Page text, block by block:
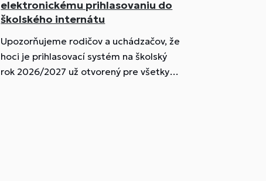
elektronickému prihlasovaniu do
školského internátu
Upozorňujeme rodičov a uchádzačov, že
hoci je prihlasovací systém na školský
rok 2026/2027 už otvorený pre všetky